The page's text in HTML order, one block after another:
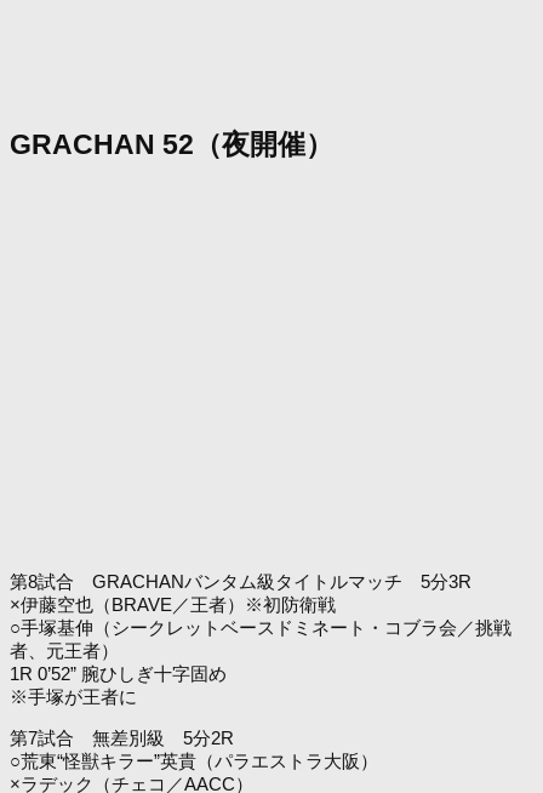
GRACHAN 52（夜開催）
第8試合 GRACHANバンタム級タイトルマッチ 5分3R
×伊藤空也（BRAVE／王者）※初防衛戦
○手塚基伸（シークレットベースドミネート・コブラ会／挑戦
者、元王者）
1R 0’52” 腕ひしぎ十字固め
※手塚が王者に
第7試合 無差別級 5分2R
○荒東“怪獣キラー”英貴（パラエストラ大阪）
×ラデック（チェコ／AACC）